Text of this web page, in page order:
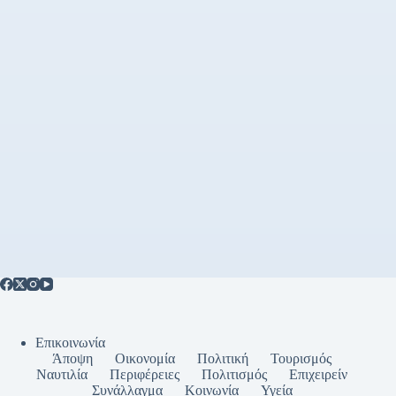
Επικοινωνία
Άποψη
Οικονομία Πολιτική
Τουρισμός
Ναυτιλία
Περιφέρειες Πολιτισμός
Επιχειρείν
Συνάλλαγμα
Κοινωνία Υγεία